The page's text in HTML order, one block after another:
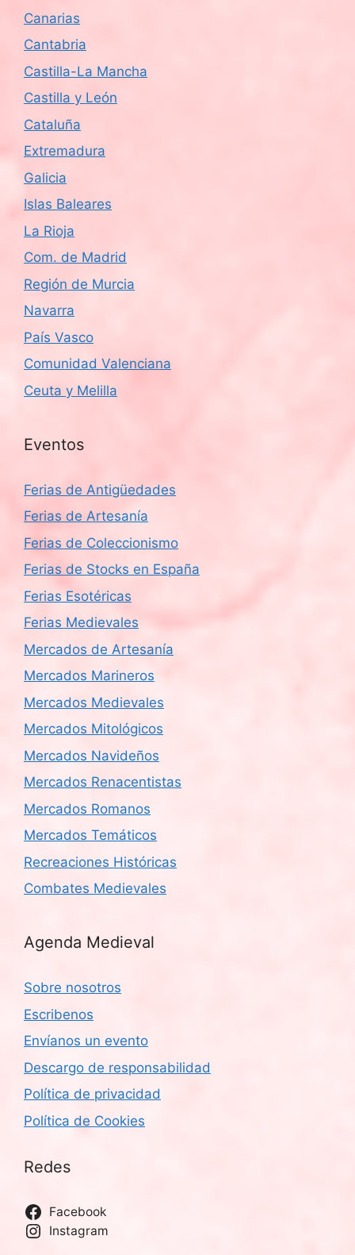
Canarias
Cantabria
Castilla-La Mancha
Castilla y León
Cataluña
Extremadura
Galicia
Islas Baleares
La Rioja
Com. de Madrid
Región de Murcia
Navarra
País Vasco
Comunidad Valenciana
Ceuta y Melilla
Eventos
Ferias de Antigüedades
Ferias de Artesanía
Ferias de Coleccionismo
Ferias de Stocks en España
Ferias Esotéricas
Ferias Medievales
Mercados de Artesanía
Mercados Marineros
Mercados Medievales
Mercados Mitológicos
Mercados Navideños
Mercados Renacentistas
Mercados Romanos
Mercados Temáticos
Recreaciones Históricas
Combates Medievales
Agenda Medieval
Sobre nosotros
Escribenos
Envíanos un evento
Descargo de responsabilidad
Política de privacidad
Política de Cookies
Redes
Facebook
Instagram